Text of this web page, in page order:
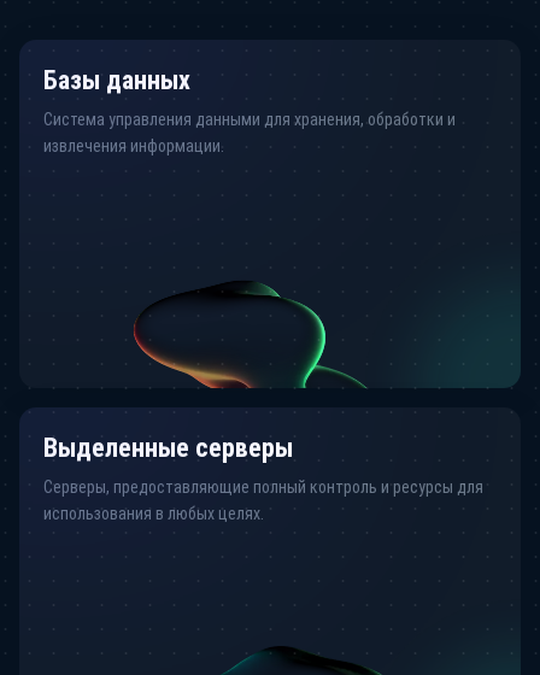
Базы данных
Система управления данными для хранения, обработки и
извлечения информации.
Выделенные серверы
Серверы, предоставляющие полный контроль и ресурсы для
использования в любых целях.